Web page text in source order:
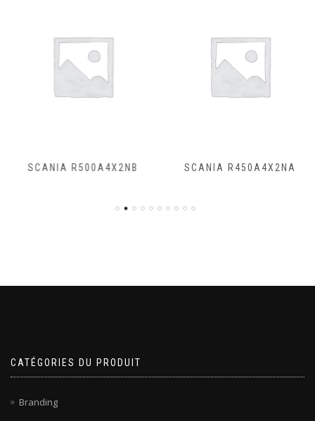
SCANIA R500A4X2NB SCANIA R450A4X2NA
CATÉGORIES DU PRODUIT
Branding